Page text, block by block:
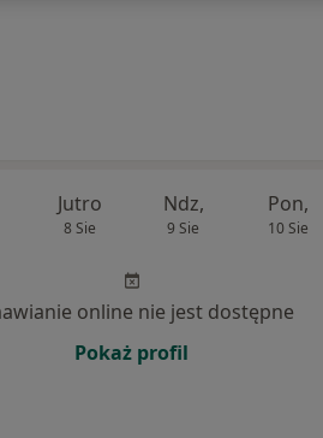
Jutro
8 Sie
Ndz,
9 Sie
Pon,
10 Sie
online nie jest dostępne
Pokaż profil